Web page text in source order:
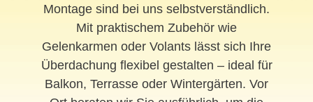
Montage sind bei uns selbstverständlich.
Mit praktischem Zubehör wie
Gelenkarmen oder Volants lässt sich Ihre
Überdachung flexibel gestalten – ideal für
Balkon, Terrasse oder Wintergärten. Vor